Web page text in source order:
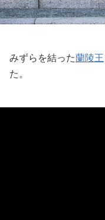
みずらを結った蘭陵王
た。